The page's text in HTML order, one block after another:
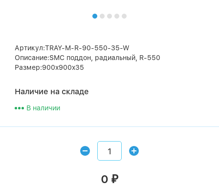
Артикул:TRAY-M-R-90-550-35-W
Описание:SMC поддон, радиальный, R-550
Размер:900x900x35
Наличие на складе
В наличии
0 ₽